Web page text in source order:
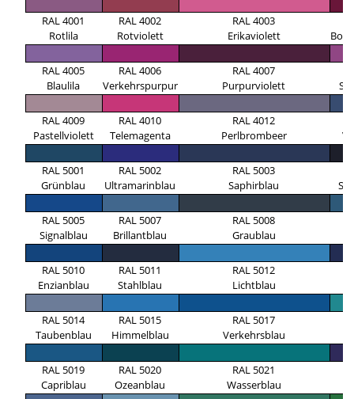
RAL 4001
Rotlila
RAL 4002
Rotviolett
RAL 4003
Erikaviolett
RAL 4005
Blaulila
RAL 4006
Verkehrspurpur
RAL 4007
Purpurviolett
RAL 4009
Pastellviolett
RAL 4010
Telemagenta
RAL 4012
Perlbrombeer
RAL 5001
Grünblau
RAL 5002
Ultramarinblau
RAL 5003
Saphirblau
RAL 5005
Signalblau
RAL 5007
Brillantblau
RAL 5008
Graublau
RAL 5010
Enzianblau
RAL 5011
Stahlblau
RAL 5012
Lichtblau
RAL 5014
Taubenblau
RAL 5015
Himmelblau
RAL 5017
Verkehrsblau
RAL 5019
Capriblau
RAL 5020
Ozeanblau
RAL 5021
Wasserblau